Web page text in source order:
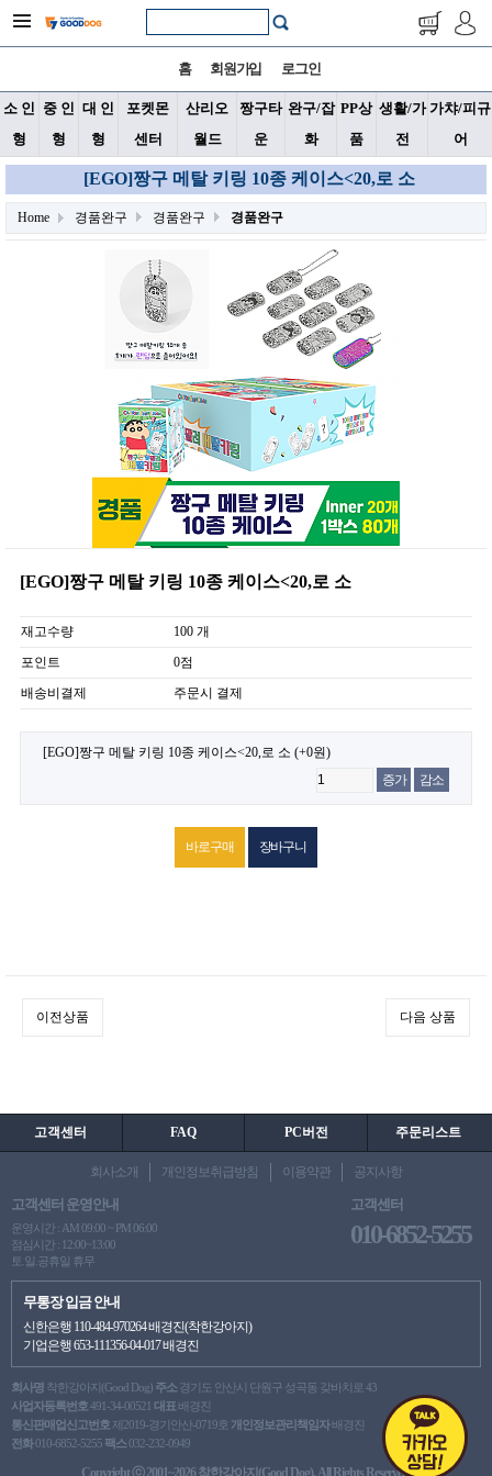
홈 회원가입 로그인
소 인
형
중 인
형
대 인
형
포켓몬
센터
산리오
월드
짱구타
운
완구/잡
화
PP상
품
생활/가
전
가챠/피규
어
[EGO]짱구 메탈 키링 10종 케이스<20,로 소
Home 경품완구 경품완구 경품완구
[EGO]짱구 메탈 키링 10종 케이스<20,로 소
재고수량
100 개
포인트
0점
배송비결제
주문시 결제
[EGO]짱구 메탈 키링 10종 케이스<20,로 소 (+0원)
증가
감소
이전상품 다음 상품
고객센터 FAQ PC버전 주문리스트
회사소개 개인정보취급방침 이용약관 공지사항
고객센터 운영안내
운영시간 : AM 09:00 ~ PM 06:00
점심시간 : 12:00~13:00
토.일.공휴일 휴무
고객센터
010-6852-5255
무통장 입금 안내
신한은행 110-484-970264 배경진(착한강아지)
기업은행 653-111356-04-017 배경진
회사명 착한강아지(Good Dog) 주소 경기도 안산시 단원구 성곡동 갖바치로 43
사업자등록번호491-34-00521 대표 배경진
통신판매업신고번호 제2019-경기안산-0719호 개인정보관리책임자배경진
전화010-6852-5255 팩스032-232-0949
Copyright ⓒ 2001~2026 착한강아지(Good Dog). All Rights Reserved.